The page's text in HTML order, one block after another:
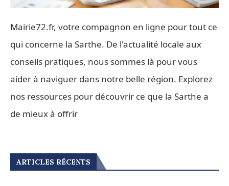
Mairie72.fr, votre compagnon en ligne pour tout ce
qui concerne la Sarthe. De l'actualité locale aux
conseils pratiques, nous sommes là pour vous
aider à naviguer dans notre belle région. Explorez
nos ressources pour découvrir ce que la Sarthe a
de mieux à offrir
ARTICLES RÉCENTS